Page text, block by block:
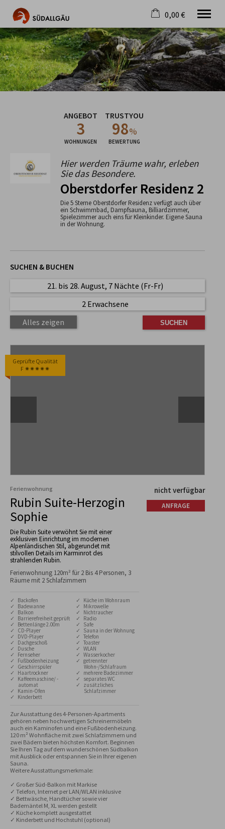
Die schönste Seite im Allgäu
Aktuell
Destination
Gastgeber
0,00 €
×
Warenkorb ist leer
Hier werden Träume wahr, erleben
Sie das Besondere.
Oberstdorfer Residenz 2
Die 5 Sterne Oberstdorfer Residenz verfügt auch über
ein Schwimmbad, Dampfsauna, Billiardzimmer,
Spielezimmer auch eins für Kleinkinder. Eigene Sauna
in der Wohnung.
ANGEBOT
3
WOHNUNGEN
TRUSTYOU
98%
BEWERTUNG
SUCHEN & BUCHEN
21. bis 28. August, 7 Nächte (Fr-Fr)
2 Erwachsene
Alles zeigen
Geprüfte Qualität
F ✷✷✷✷✷
Ferienwohnung
Rubin Suite-Herzogin
Sophie
Die Rubin Suite verwöhnt Sie mit einer
exklusiven Einrichtung im modernen
Alpenländischen Stil, abgerundet mit
stilvollen Details im Karminrot des
strahlenden Rubin.
Ferienwohnung 120m² für 2 Bis 4 Personen, 3
Räume mit 2 Schlafzimmern
✓ Backofen
✓ Badewanne
✓ Balkon
✓ Barrierefreiheit geprüft
✓ Bettenlänge 2.00m
✓ CD-Player
✓ DVD-Player
✓ Dachgeschoß
✓ Dusche
✓ Fernseher
✓ Fußbodenheizung
✓ Geschirrspüler
✓ Haartrockner
✓ Kaffeemaschine/ -
automat
✓ Kamin-Ofen
✓ Kinderbett
✓ Küche im Wohnraum
✓ Mikrowelle
✓ Nichtraucher
✓ Radio
✓ Safe
✓ Sauna in der Wohnung
✓ Telefon
✓ Toaster
✓ WLAN
✓ Wasserkocher
✓ getrennter
Wohn-/Schlafraum
✓ mehrere Badezimmer
✓ separates WC
✓ zusätzliches
Schlafzimmer
Zur Ausstattung des 4-Personen-Apartments
gehören neben hochwertigen Schreinermöbeln
auch ein Kaminofen und eine Fußbodenheizung.
120 m² Wohnfläche mit zwei Schlafzimmern und
zwei Bädern bieten höchsten Komfort. Beginnen
Sie Ihren Tag auf dem wunderschönen Südbalkon
mit Ausblick oder entspannen Sie in Ihrer eigenen
Sauna.
Weitere Ausstattungsmerkmale:
✓ Großer Süd-Balkon mit Markise
✓ Telefon, Internet per LAN/WLAN inklusive
✓ Bettwäsche, Handtücher sowie vier
Bademäntel M, XL werden gestellt
✓ Küche komplett ausgestattet
✓ Kinderbett und Hochstuhl (optional)
nicht verfügbar
ANFRAGE